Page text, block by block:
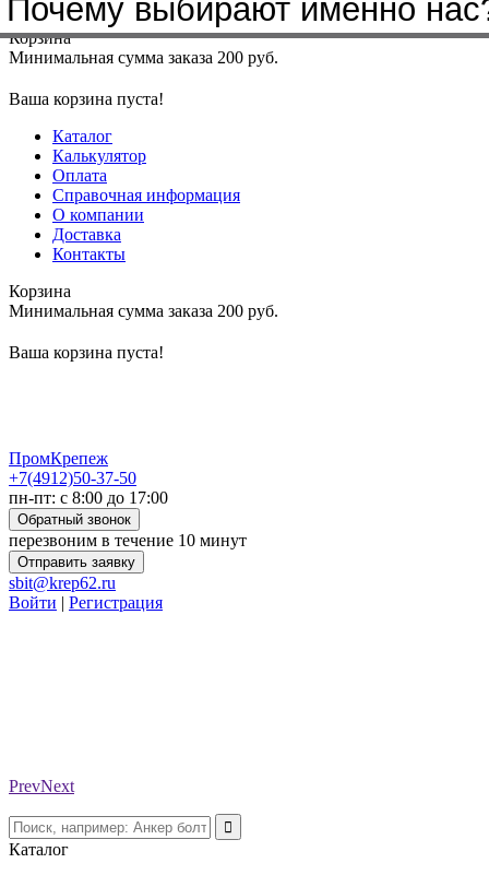
Меню+7(4912)50-37-50sbit@krep62.ru
Корзина
Минимальная сумма заказа 200 руб.
Ваша корзина пуста!
Каталог
Калькулятор
Оплата
Справочная информация
О компании
Доставка
Контакты
Корзина
Минимальная сумма заказа 200 руб.
Ваша корзина пуста!
ПромКрепеж
+7(4912)50-37-50
пн-пт: с 8:00 до 17:00
Обратный звонок
перезвоним в течение 10 минут
Отправить заявку
sbit@krep62.ru
Войти | Регистрация
PrevNext
Каталог
Почему выбирают именно